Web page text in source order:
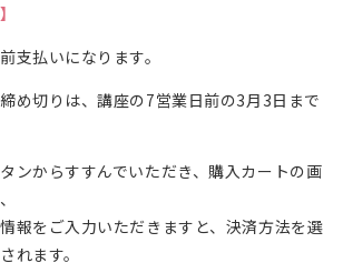
支払いになります。
め切りは、講座の7営業日前の3月3日まで
ンからすすんでいただき、購入カートの画
報をご入力いただきますと、決済方法を選
れます。